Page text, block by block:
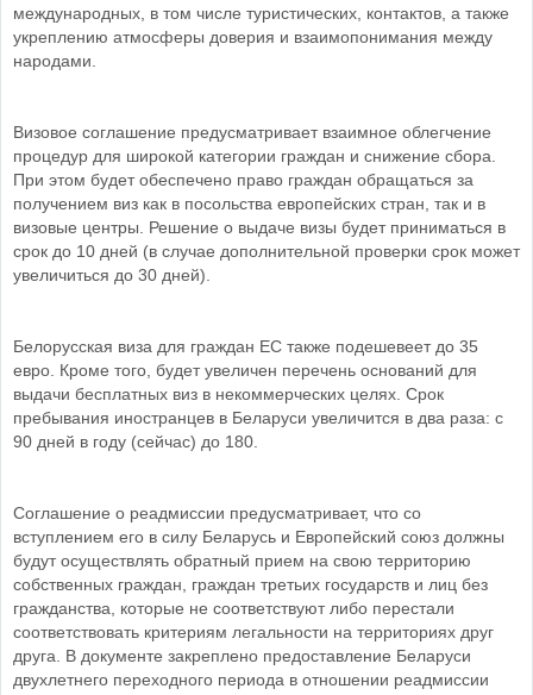
международных, в том числе туристических, контактов, а также
укреплению атмосферы доверия и взаимопонимания между
народами.
Визовое соглашение предусматривает взаимное облегчение
процедур для широкой категории граждан и снижение сбора.
При этом будет обеспечено право граждан обращаться за
получением виз как в посольства европейских стран, так и в
визовые центры. Решение о выдаче визы будет приниматься в
срок до 10 дней (в случае дополнительной проверки срок может
увеличиться до 30 дней).
Белорусская виза для граждан ЕС также подешевеет до 35
евро. Кроме того, будет увеличен перечень оснований для
выдачи бесплатных виз в некоммерческих целях. Срок
пребывания иностранцев в Беларуси увеличится в два раза: с
90 дней в году (сейчас) до 180.
Соглашение о реадмиссии предусматривает, что со
вступлением его в силу Беларусь и Европейский союз должны
будут осуществлять обратный прием на свою территорию
собственных граждан, граждан третьих государств и лиц без
гражданства, которые не соответствуют либо перестали
соответствовать критериям легальности на территориях друг
друга. В документе закреплено предоставление Беларуси
двухлетнего переходного периода в отношении реадмиссии